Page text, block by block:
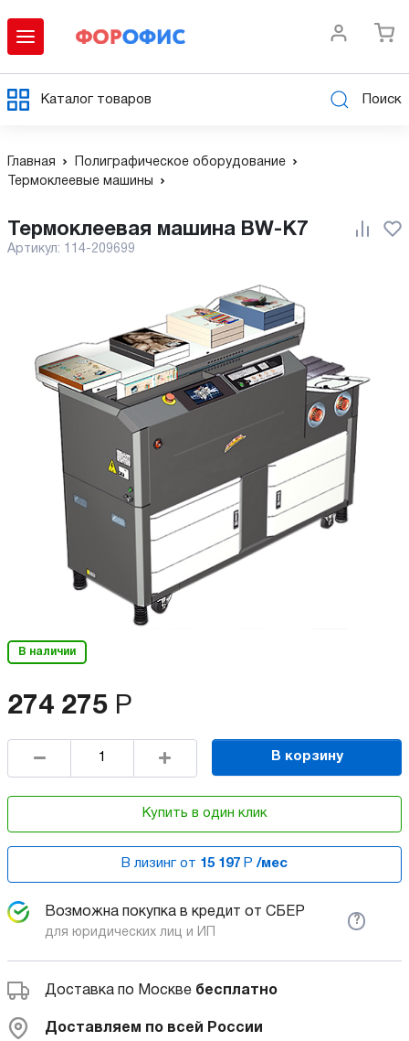
Каталог товаров Поиск
Главная
Полиграфическое оборудование
Термоклеевые машины
Термоклеевая машина BW-K7
Артикул: 114-209699
В наличии
274 275 Р
В корзину
Купить в один клик
В лизинг от 15 197 Р /мес
Возможна покупка в кредит от СБЕР
для юридических лиц и ИП
?
Доставка по Москве бесплатно
Доставляем по всей России